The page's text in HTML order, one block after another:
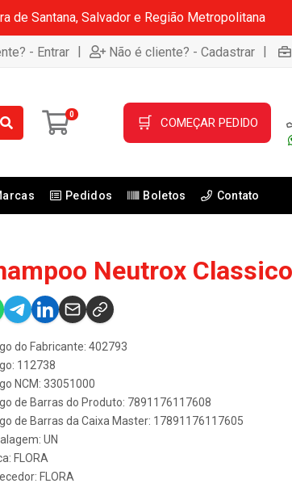
de Santana, Salvador e Região Metropolitana
- Entrar | Não é cliente? - Cadastrar |
0 🛒 COMEÇAR PEDIDO
Pedidos Boletos Contato
Neutrox
do Fabricante: 402793
112738
NCM: 33051000
de Barras do Produto: 7891176117608
de Barras da Caixa Master: 17891176117605
UN
FLORA
FLORA